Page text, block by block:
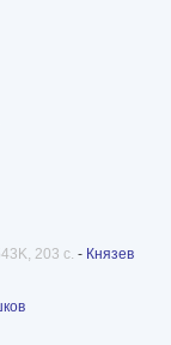
203 с. - Князев